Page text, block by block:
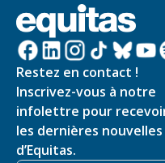
Restez en contact !
Inscrivez-vous à notre
infolettre pour
les dernières nouvelles
d’Equitas.